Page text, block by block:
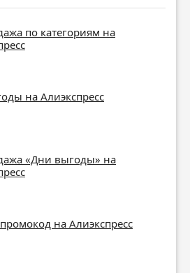
по категориям на
на Алиэкспресс
«Дни выгоды» на
на Алиэкспресс